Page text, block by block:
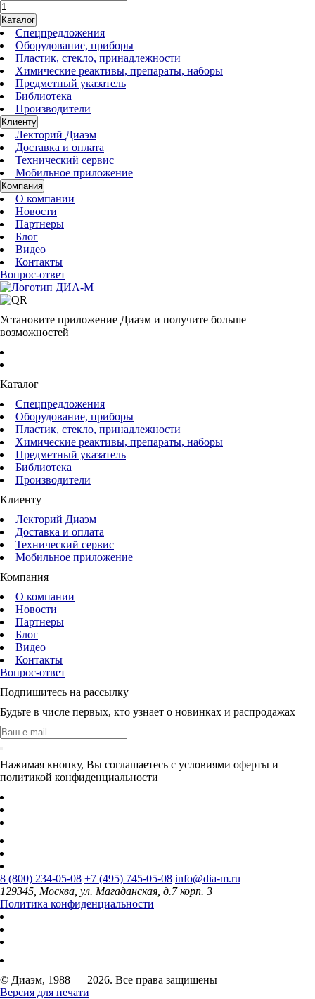
Каталог
Спецпредложения
Оборудование, приборы
Пластик, стекло, принадлежности
Химические реактивы, препараты, наборы
Предметный указатель
Библиотека
Производители
Клиенту
Лекторий Диаэм
Доставка и оплата
Технический сервис
Мобильное приложение
Компания
О компании
Новости
Партнеры
Блог
Видео
Контакты
Вопрос-ответ
Установите приложение Диаэм и получите больше
возможностей
Каталог
Спецпредложения
Оборудование, приборы
Пластик, стекло, принадлежности
Химические реактивы, препараты, наборы
Предметный указатель
Библиотека
Производители
Клиенту
Лекторий Диаэм
Доставка и оплата
Технический сервис
Мобильное приложение
Компания
О компании
Новости
Партнеры
Блог
Видео
Контакты
Вопрос-ответ
Подпишитесь на рассылку
Будьте в числе первых, кто узнает о новинках и распродажах
Нажимая кнопку, Вы соглашаетесь с условиями оферты и
политикой конфиденциальности
8 (800) 234-05-08 +7 (495) 745-05-08 info@dia-m.ru
129345, Москва, ул. Магаданская, д.7 корп. 3
Политика конфиденциальности
© Диаэм, 1988 — 2026. Все права защищены
Версия для печати